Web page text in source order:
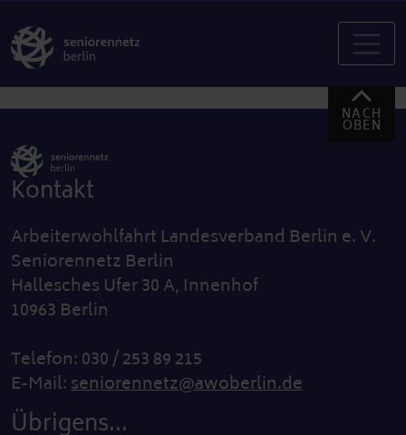
NACH
OBEN
Kontakt
Arbeiterwohlfahrt Landesverband Berlin e. V.
Seniorennetz Berlin
Hallesches Ufer 30 A, Innenhof
10963 Berlin
Telefon: 030 / 253 89 215
E-Mail:seniorennetz@awoberlin.de
Übrigens...